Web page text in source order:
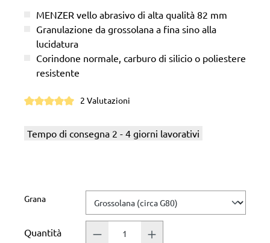
MENZER vello abrasivo di alta qualità 82 mm
Granulazione da grossolana a fina sino alla
lucidatura
Corindone normale, carburo di silicio o poliestere
resistente
2 Valutazioni
Tempo di consegna 2 - 4 giorni lavorativi
Seleziona
Grana
Quantità